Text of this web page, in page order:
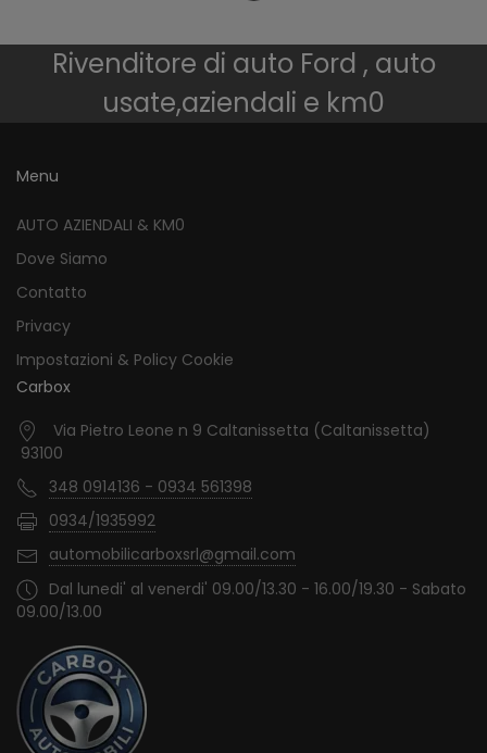
Rivenditore di auto Ford , auto
usate,aziendali e km0
Menu
AUTO AZIENDALI & KM0
Dove Siamo
Contatto
Privacy
Impostazioni & Policy Cookie
Carbox
Via Pietro Leone n 9 Caltanissetta (Caltanissetta)
93100
348 0914136 - 0934 561398
0934/1935992
automobilicarboxsrl@gmail.com
Dal lunedi' al venerdi' 09.00/13.30 - 16.00/19.30 - Sabato
09.00/13.00